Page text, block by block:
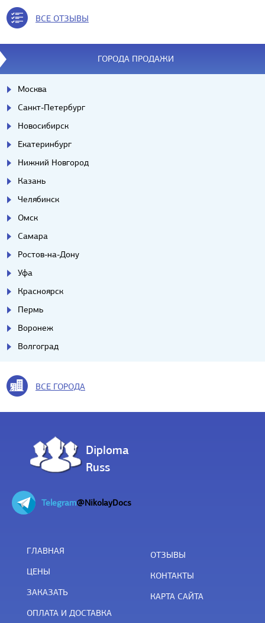
ВСЕ ОТЗЫВЫ
ГОРОДА ПРОДАЖИ
Москва
Санкт-Петербург
Новосибирск
Екатеринбург
Нижний Новгород
Казань
Челябинск
Омск
Самара
Ростов-на-Дону
Уфа
Красноярск
Пермь
Воронеж
Волгоград
ВСЕ ГОРОДА
Diploma
Russ
Telegram@NikolayDocs
ГЛАВНАЯ
ЦЕНЫ
ЗАКАЗАТЬ
ОПЛАТА И ДОСТАВКА
ОТЗЫВЫ
КОНТАКТЫ
КАРТА САЙТА